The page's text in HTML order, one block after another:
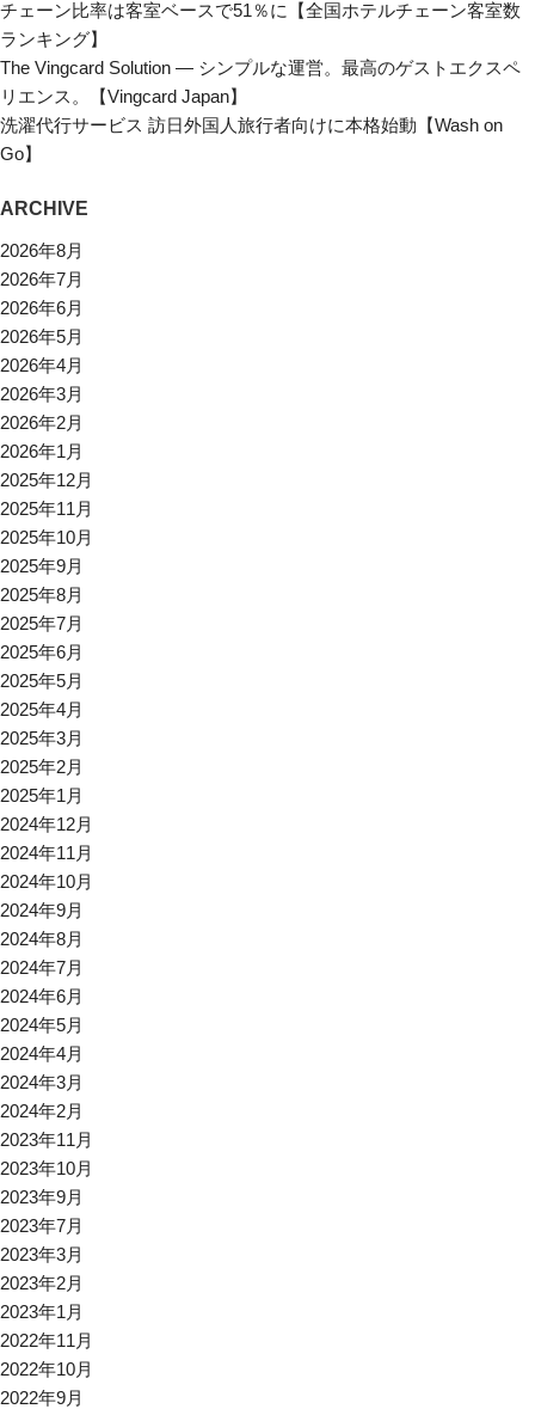
チェーン比率は客室ベースで51％に【全国ホテルチェーン客室数
ランキング】
The Vingcard Solution ― シンプルな運営。最高のゲストエクスペ
リエンス。【Vingcard Japan】
洗濯代行サービス 訪日外国人旅行者向けに本格始動【Wash on
Go】
ARCHIVE
2026年8月
2026年7月
2026年6月
2026年5月
2026年4月
2026年3月
2026年2月
2026年1月
2025年12月
2025年11月
2025年10月
2025年9月
2025年8月
2025年7月
2025年6月
2025年5月
2025年4月
2025年3月
2025年2月
2025年1月
2024年12月
2024年11月
2024年10月
2024年9月
2024年8月
2024年7月
2024年6月
2024年5月
2024年4月
2024年3月
2024年2月
2023年11月
2023年10月
2023年9月
2023年7月
2023年3月
2023年2月
2023年1月
2022年11月
2022年10月
2022年9月